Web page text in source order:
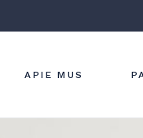
APIE MUS